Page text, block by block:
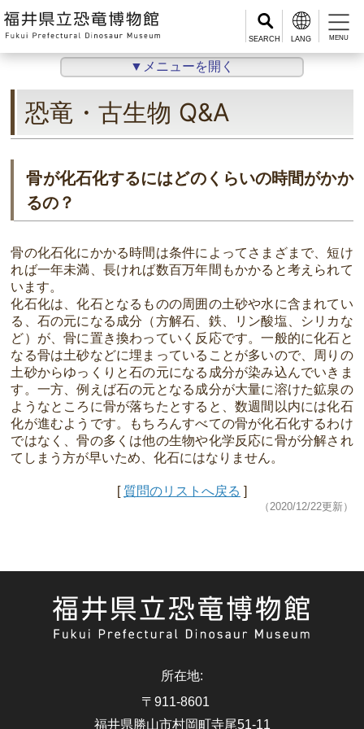
MENU
▼メニューを開く
恐竜・古生物 Q&A
骨が化石化するにはどのくらいの時間がかか
るの？
骨の化石化にかかる時間は条件によってさまざまで、短け
れば一年未満、長ければ数百万年間もかかると考えられて
います。
化石化は、化石となるものの周囲の土砂や水に含まれてい
る、石の元になる成分（方解石、鉄、リン酸塩、シリカな
ど）が、骨に置き換わっていく反応です。一般的に化石と
なる骨は土砂などに埋まっていることが多いので、周りの
土砂からゆっくりと石の元になる成分が染み込んでいきま
す。一方、例えば石の元となる成分が大量に溶けた鉱泉の
ようなところに骨が落ちたとすると、数週間以内には化石
化が進むようです。もちろんすべての骨が化石化するわけ
ではなく、骨の多くは他の生物や化学反応に骨が分解され
てしまう方が早いため、化石にはなりません。
[ 質問のリストへ戻る ]
（2020/12/22更新）
所在地:
〒911-8601
福井県勝山市村岡町寺尾51-11